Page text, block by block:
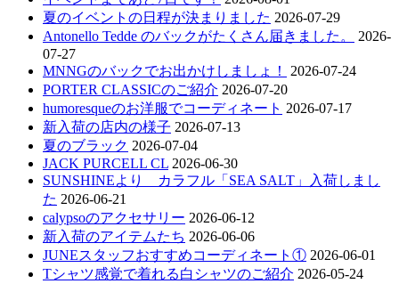
夏のイベントの日程が決まりました 2026-07-29
Antonello Tedde のバックがたくさん届きました。
2026-
07-27
MNNGのバックでお出かけしましょ！
2026-07-24
PORTER CLASSICのご紹介 2026-07-20
humoresqueのお洋服でコーディネート 2026-07-17
新入荷の店内の様子 2026-07-13
夏のブラック 2026-07-04
JACK PURCELL CL 2026-06-30
SUNSHINEより カラフル「SEA SALT」入荷しまし
た 2026-06-21
calypsoのアクセサリー 2026-06-12
新入荷のアイテムたち 2026-06-06
JUNEスタッフおすすめコーディネート① 2026-06-01
Tシャツ感覚で着れる白シャツのご紹介 2026-05-24